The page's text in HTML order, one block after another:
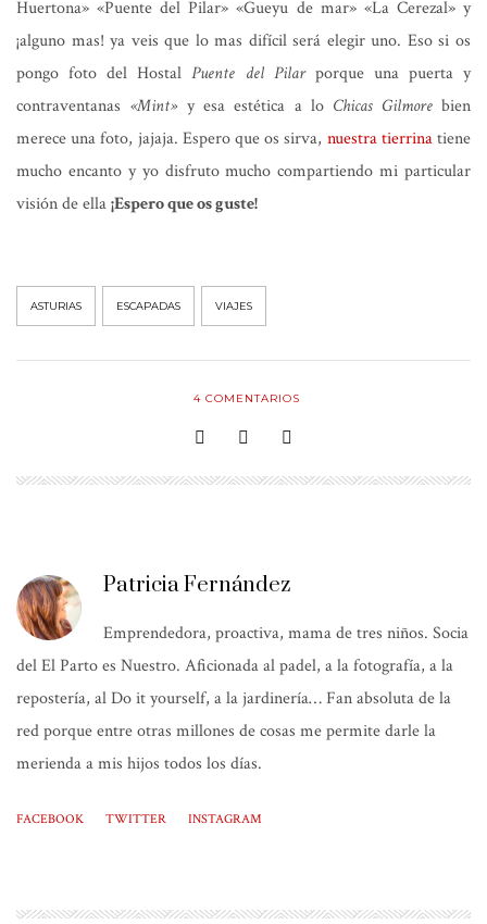
Huertona» «Puente del Pilar» «Gueyu de mar» «La Cerezal» y
¡alguno mas! ya veis que lo mas difícil será elegir uno. Eso si os
pongo foto del HostalPuente del Pilarporque una puerta y
contraventanas «Mint»y esa estética a lo Chicas Gilmorebien
merece una foto, jajaja. Espero que os sirva, nuestra tierrinatiene
mucho encanto y yo disfruto mucho compartiendo mi particular
visión de ella¡Espero que os guste!
ASTURIAS ESCAPADAS VIAJES
4COMENTARIOS
Patricia Fernández
Emprendedora, proactiva, mama de tres niños. Socia
del El Parto es Nuestro. Aficionada al padel, a la fotografía, a la
repostería, al Do it yourself, a la jardinería… Fan absoluta de la
red porque entre otras millones de cosas me permite darle la
merienda a mis hijos todos los días.
FACEBOOK TWITTER INSTAGRAM